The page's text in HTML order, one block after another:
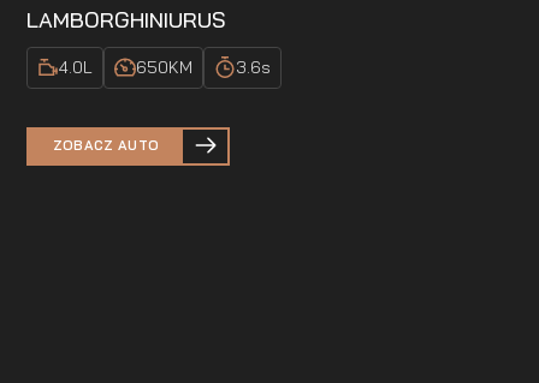
LAMBORGHINIURUS
4.0L 650KM 3.6s
ZOBACZ AUTO